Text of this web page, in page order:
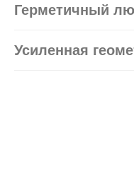
Герметичный
Усиленная